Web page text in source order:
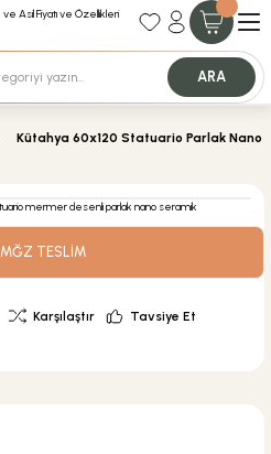
Yıllık Tecrübe
için Bizden Teklif Alabilirsiniz.
ARA
Kütahya 60x120 Statuario Parlak Nano
MĞZ TESLİM
Karşılaştır
Tavsiye Et